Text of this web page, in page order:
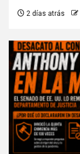
2 días atrás